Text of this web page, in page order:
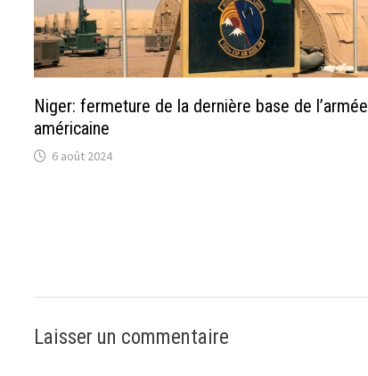
Niger: fermeture de la dernière base de l’armée
américaine
6 août 2024
Laisser un commentaire